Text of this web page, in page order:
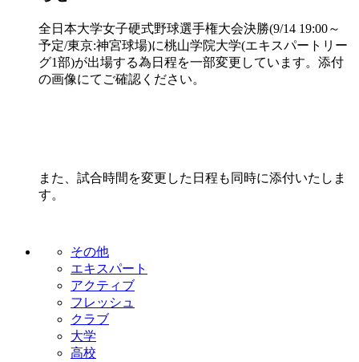
全日本大学女子硬式野球選手権大会決勝(9/14 19:00～
予定/東京:神宮球場)に桃山学院大学(エキスパートリー
グ1部)が出場する為日程を一部変更しています。添付
の画像にてご確認ください。
また、試合時間を変更した日程も同時に添付いたしま
す。
その他
エキスパート
アクティブ
フレッシュ
クラブ
大学
高校